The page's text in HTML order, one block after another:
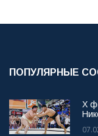
ПОПУЛЯРНЫЕ
X